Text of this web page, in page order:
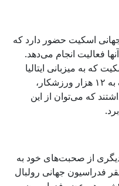
جهانی اسکیت حضور دارد که
فعالیت انجام می‌دهد.
به میزبانی ایتالیا
برگزار شد، بالای ۹۰ کشور و نزدیک به ۱۲ هزار ورزشکار،
که می‌توان از این
از صحبت‌های خود به
جهانی رولبال